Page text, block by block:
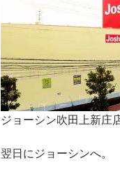
ジョーシン吹田上新庄
翌日にジョーシンへ。